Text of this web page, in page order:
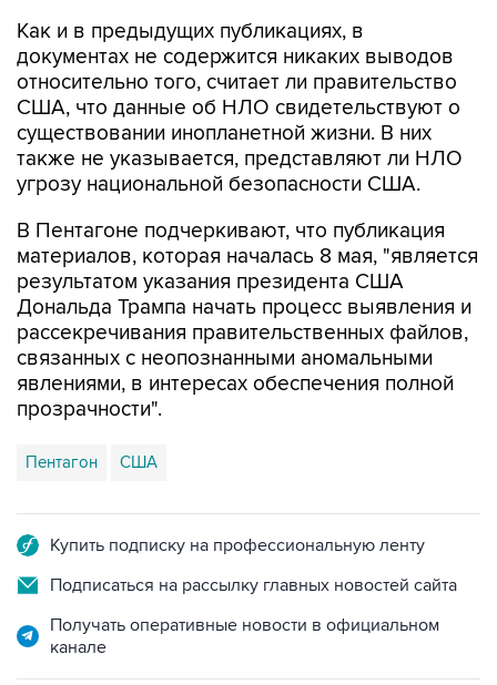
Как и в предыдущих публикациях, в
документах не содержится никаких выводов
относительно того, считает ли правительство
США, что данные об НЛО свидетельствуют о
существовании инопланетной жизни. В них
также не указывается, представляют ли НЛО
угрозу национальной безопасности США.
В Пентагоне подчеркивают, что публикация
материалов, которая началась 8 мая, "является
результатом указания президента США
Дональда Трампа начать процесс выявления и
рассекречивания правительственных файлов,
связанных с неопознанными аномальными
явлениями, в интересах обеспечения полной
прозрачности".
Пентагон США
Купить подписку на профессиональную ленту
Подписаться на рассылку главных новостей сайта
Получать оперативные новости в официальном
канале